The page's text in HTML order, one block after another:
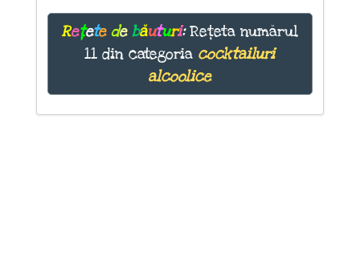
Rețete de băuturi:Rețeta numărul
11 din categoria cocktailuri
alcoolice